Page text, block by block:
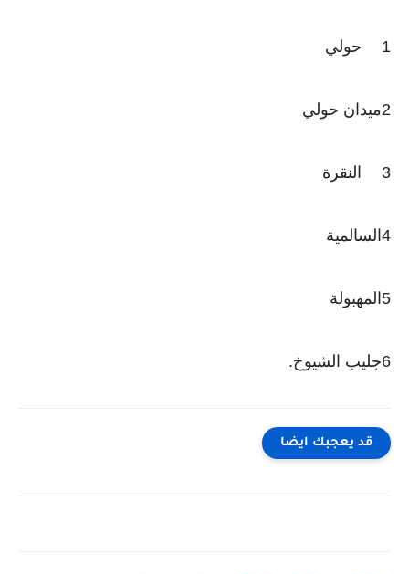
1 حولي
2ميدان حولي
3 النقرة
4السالمية
5المهبولة
6جليب الشيوخ.
قد يعجبك ايضا